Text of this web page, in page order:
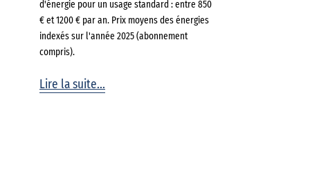
d'énergie pour un usage standard : entre 850
€ et 1200 € par an. Prix moyens des énergies
indexés sur l'année 2025 (abonnement
compris).
Lire la suite...